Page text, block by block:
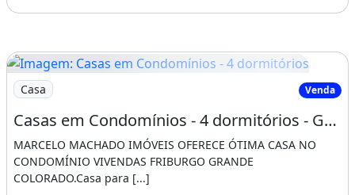
Imagem: Casas em Condomínios - 4 dormitórios
Casa Venda
Casas em Condomínios - 4 dormitórios - Grande Colorado
MARCELO MACHADO IMÓVEIS OFERECE ÓTIMA CASA NO
CONDOMÍNIO VIVENDAS FRIBURGO GRANDE
COLORADO.Casa para [...]